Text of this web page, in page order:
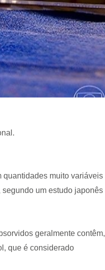
quantidades muito variáveis
um estudo japonês
geralmente contêm,
que é considerado